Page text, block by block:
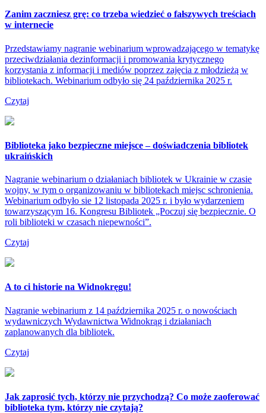
Zanim zaczniesz grę: co trzeba wiedzieć o fałszywych treściach
w internecie
Przedstawiamy nagranie webinarium wprowadzającego w tematykę
przeciwdziałania dezinformacji i promowania krytycznego
korzystania z informacji i mediów poprzez zajęcia z młodzieżą w
bibliotekach. Webinarium odbyło się 24 października 2025 r.
Czytaj
Biblioteka jako bezpieczne miejsce – doświadczenia bibliotek
ukraińskich
Nagranie webinarium o działaniach bibliotek w Ukrainie w czasie
wojny, w tym o organizowaniu w bibliotekach miejsc schronienia.
Webinarium odbyło sie 12 listopada 2025 r. i było wydarzeniem
towarzyszącym 16. Kongresu Bibliotek „Poczuj się bezpiecznie. O
roli biblioteki w czasach niepewności”.
Czytaj
A to ci historie na Widnokręgu!
Nagranie webinarium z 14 października 2025 r. o nowościach
wydawniczych Wydawnictwa Widnokrąg i działaniach
zaplanowanych dla bibliotek.
Czytaj
Jak zaprosić tych, którzy nie przychodzą? Co może zaoferować
biblioteka tym, którzy nie czytają?